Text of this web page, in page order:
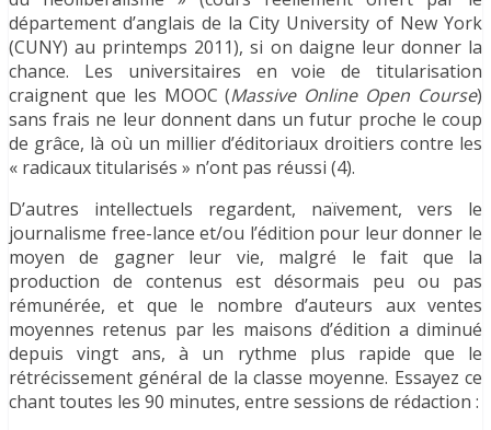
département d’anglais de la City University of New York
(CUNY) au printemps 2011), si on daigne leur donner la
chance. Les universitaires en voie de titularisation
craignent que les MOOC (Massive Online Open Course)
sans frais ne leur donnent dans un futur proche le coup
de grâce, là où un millier d’éditoriaux droitiers contre les
« radicaux titularisés » n’ont pas réussi (4).
D’autres intellectuels regardent, naïvement, vers le
journalisme free-lance et/ou l’édition pour leur donner le
moyen de gagner leur vie, malgré le fait que la
production de contenus est désormais peu ou pas
rémunérée, et que le nombre d’auteurs aux ventes
moyennes retenus par les maisons d’édition a diminué
depuis vingt ans, à un rythme plus rapide que le
rétrécissement général de la classe moyenne. Essayez ce
chant toutes les 90 minutes, entre sessions de rédaction :